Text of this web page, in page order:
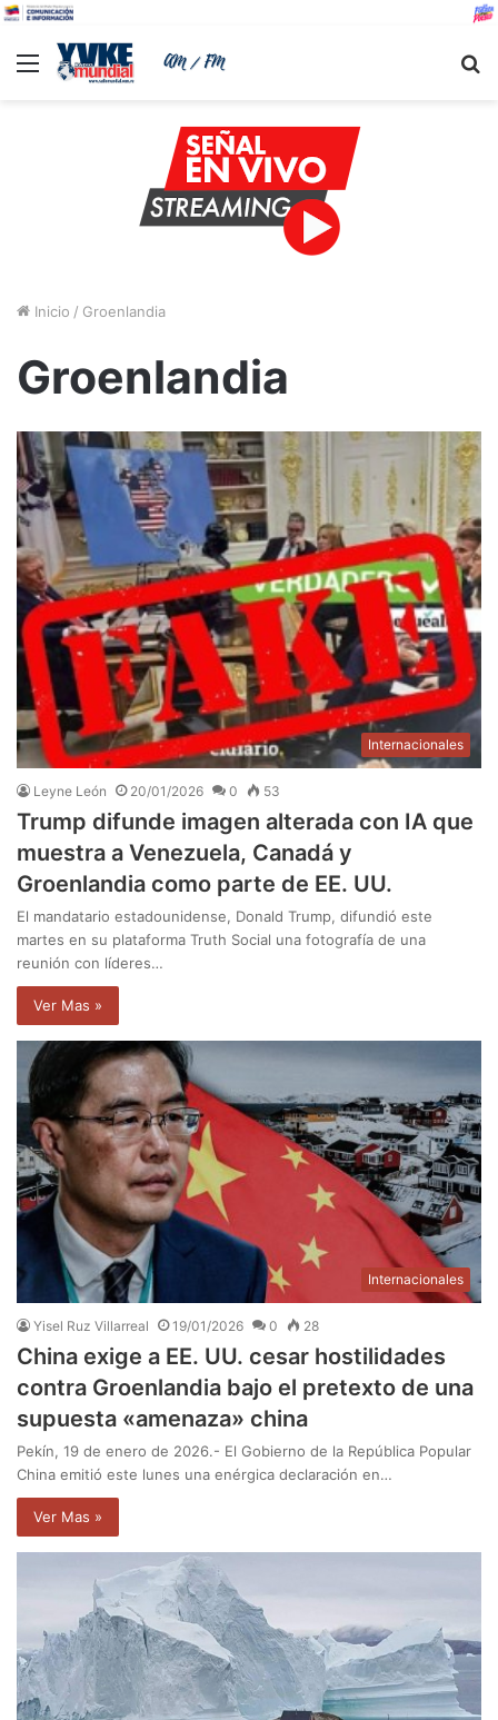
Menu
Inicio / Groenlandia
Groenlandia
Internacionales
Leyne León 20/01/2026 0 53
Trump difunde imagen alterada con IA que
muestra a Venezuela, Canadá y
Groenlandia como parte de EE. UU.
El mandatario estadounidense, Donald Trump, difundió este
martes en su plataforma Truth Social una fotografía de una
reunión con líderes…
Ver Mas »
Internacionales
Yisel Ruz Villarreal 19/01/2026 0 28
China exige a EE. UU. cesar hostilidades
contra Groenlandia bajo el pretexto de una
supuesta «amenaza» china
Pekín, 19 de enero de 2026.- El Gobierno de la República Popular
China emitió este lunes una enérgica declaración en…
Ver Mas »